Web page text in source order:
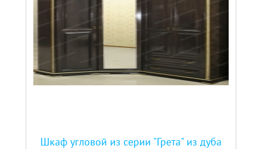
Шкаф угловой из серии "Грета" из дуба